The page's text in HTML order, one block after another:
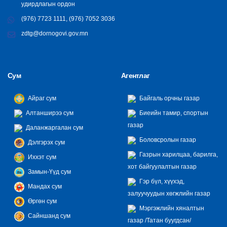
удирдлагын ордон
(976) 7723 1111, (976) 7052 3036
zdtg@dornogovi.gov.mn
Сум
Айраг сум
Алтанширээ сум
Даланжаргалан сум
Дэлгэрэх сум
Иххэт сум
Замын-Үүд сум
Мандах сум
Өргөн сум
Сайншанд сум
Агентлаг
Байгаль орчны газар
Биеийн тамир, спортын
газар
Боловсролын газар
Газрын харилцаа, барилга,
хот байгуулалтын газар
Гэр бүл, хүүхэд,
залуучуудын хөгжлийн газар
Мэргэжлийн хяналтын
газар /Татан буугдсан/